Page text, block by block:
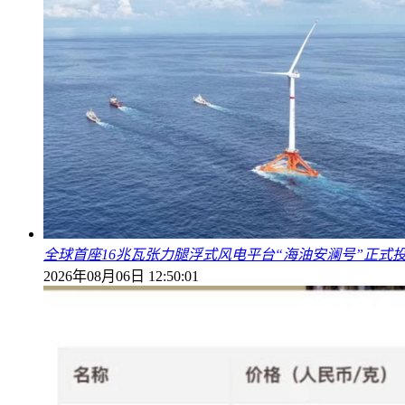
全球首座16兆瓦张力腿浮式风电平台“海油安澜号”正式
2026年08月06日 12:50:01